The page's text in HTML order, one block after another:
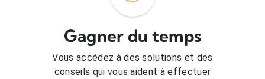
Gagner du temps
Vous accédez à des solutions et des
conseils qui vous aident à effectuer